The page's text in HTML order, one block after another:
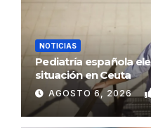
NOTICIAS
Pediatría española
situación en Ceuta
AGOSTO 6, 2026